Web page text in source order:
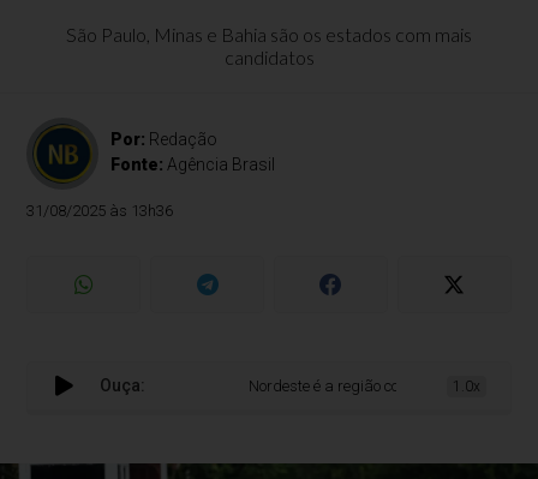
São Paulo, Minas e Bahia são os estados com mais
candidatos
Por: Redação
Fonte: Agência Brasil
31/08/2025 às 13h36
Ouça: Nordeste é a região com maior número de
1.0x